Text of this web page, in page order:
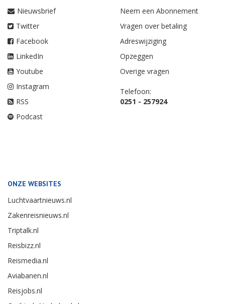
Nieuwsbrief
Twitter
Facebook
LinkedIn
Youtube
Instagram
RSS
Podcast
Neem een Abonnement
Vragen over betaling
Adreswijziging
Opzeggen
Overige vragen
Telefoon:
0251 - 257924
ONZE WEBSITES
Luchtvaartnieuws.nl
Zakenreisnieuws.nl
Triptalk.nl
Reisbizz.nl
Reismedia.nl
Aviabanen.nl
Reisjobs.nl